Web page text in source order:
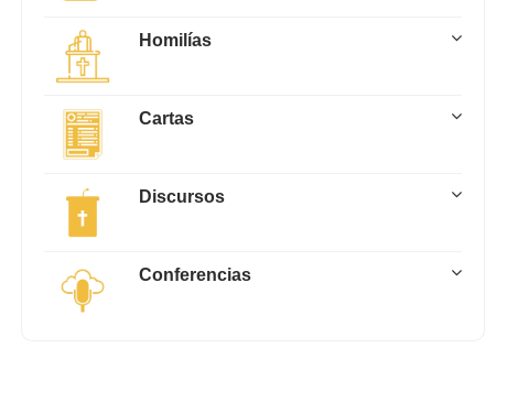
Homilías
Cartas
Discursos
Conferencias